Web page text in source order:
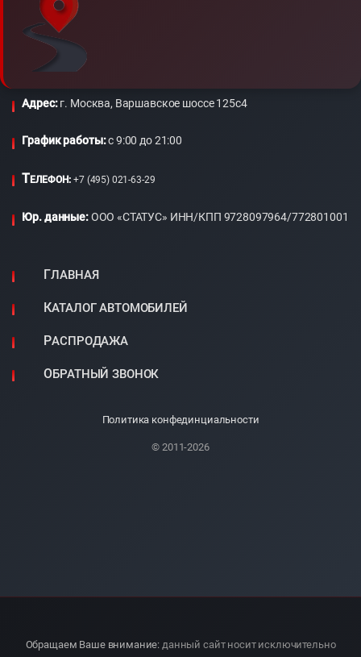
Адрес:г. Москва, Варшавское шоссе 125с4
График работы:c 9:00 до 21:00
ТЕЛЕФОН: +7 (495) 021-63-29
Юр. данные:ООО «СТАТУС» ИНН/КПП 9728097964/772801001
ГЛАВНАЯ
КАТАЛОГ АВТОМОБИЛЕЙ
РАСПРОДАЖА
ОБРАТНЫЙ ЗВОНОК
Политика конфединциальности
© 2011-2026
Обращаем Ваше внимание:данный сайт носит исключительно